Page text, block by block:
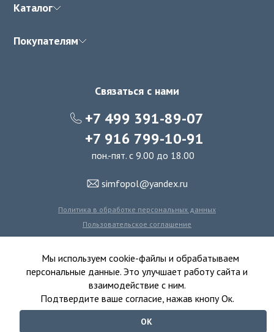
Каталог
Покупателям
Связаться с нами
+7 499 391-89-07
+7 916 799-10-91
пон.-пят. с 9.00 до 18.00
simfopol@yandex.ru
Политика в обработке персональных данных
Пользовательское соглашение
Политика использования файлов cookie
© 2016-2026 Симфония Пола - интернет-магазин
ковролина, линолеума, виниловых полов и ковровой плитки.
Мы используем cookie-файлы и обрабатываем
персональные данные. Это улучшает работу сайта и
взаимодействие с ним.
Подтвердите ваше согласие, нажав кнопу Ок.
ОК